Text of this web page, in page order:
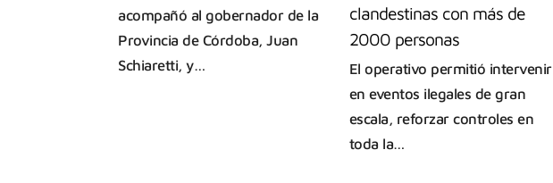
acompañó al gobernador de la
Provincia de Córdoba, Juan
Schiaretti, y…
clandestinas con más de
2000 personas
El operativo permitió intervenir
en eventos ilegales de gran
escala, reforzar controles en
toda la…